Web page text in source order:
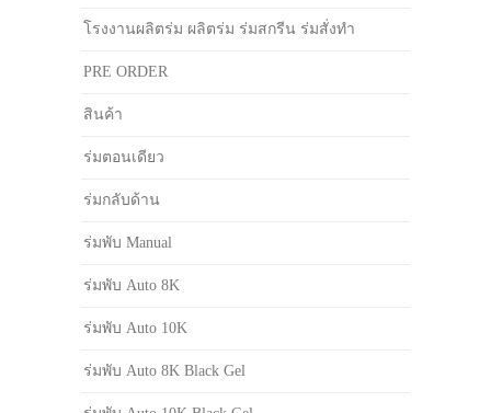
โรงงานผลิตร่ม ผลิตร่ม ร่มสกรีน ร่มสั่งทำ
PRE ORDER
สินค้า
ร่มตอนเดียว
ร่มกลับด้าน
ร่มพับ Manual
ร่มพับ Auto 8K
ร่มพับ Auto 10K
ร่มพับ Auto 8K Black Gel